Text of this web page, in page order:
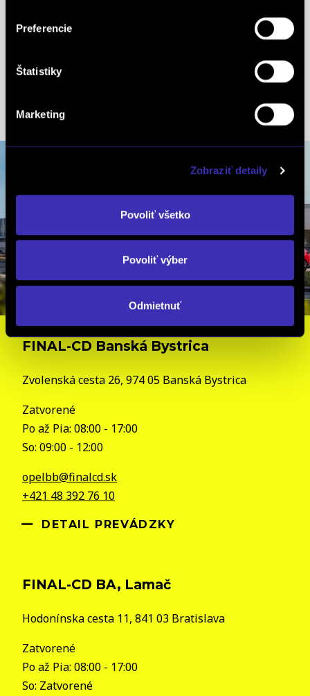
Preferencie
Štatistiky
Marketing
Zobraziť detaily
Povoliť všetko
Povoliť výber
Odmietnuť
FINAL-CD Banská Bystrica
Zvolenská cesta 26, 974 05 Banská Bystrica
Zatvorené
Po až Pia: 08:00 - 17:00
So: 09:00 - 12:00
opelbb@finalcd.sk
+421 48 392 76 10
DETAIL PREVÁDZKY
FINAL-CD BA, Lamač
Hodonínska cesta 11, 841 03 Bratislava
Zatvorené
Po až Pia: 08:00 - 17:00
So: Zatvorené